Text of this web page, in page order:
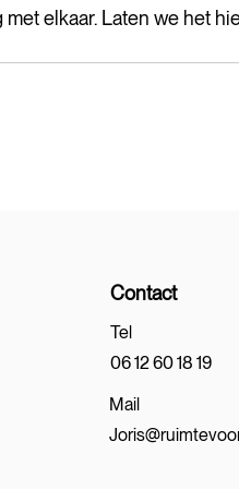
elkaar. Laten we het
Contact
Tel
06 12 60 18 19
Mail